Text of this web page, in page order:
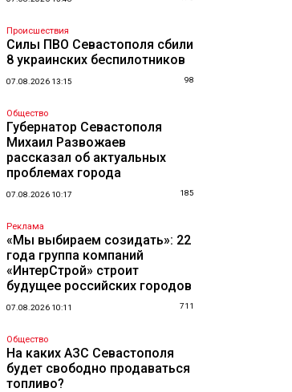
Происшествия
Силы ПВО Севастополя сбили
8 украинских беспилотников
07.08.2026 13:15 98
Общество
Губернатор Севастополя
Михаил Развожаев
рассказал об актуальных
проблемах города
07.08.2026 10:17 185
Реклама
«Мы выбираем созидать»: 22
года группа компаний
«ИнтерСтрой» строит
будущее российских городов
07.08.2026 10:11 711
Общество
На каких АЗС Севастополя
будет свободно продаваться
топливо?